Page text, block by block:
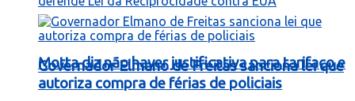
Motta diz não haver justificativa para tarifaço e
Governador Elmano de Freitas sanciona lei que
autoriza compra de férias de policiais